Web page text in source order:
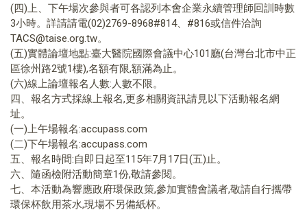
(四)上、下午場次參與者可各認列本會企業永續管理師回訓時數
3小時。詳請請電(02)2769-8968#814、#816或信件洽詢
TACS@taise.org.tw。
(五)實體論壇地點:臺大醫院國際會議中心101廳(台灣台北市中正
區徐州路2號1樓),名額有限,額滿為止。
(六)線上論壇報名人數:人數不限。
四、報名方式採線上報名,更多相關資訊請見以下活動報名網
址。
(一)上午場報名:accupass.com
(二)下午場報名:accupass.com
五、報名時間:自即日起至115年7月17日(五)止。
六、隨函檢附活動簡章1份,敬請參閱。
七、本活動為響應政府環保政策,參加實體會議者,敬請自行攜帶
環保杯飲用茶水,現場不另備紙杯。